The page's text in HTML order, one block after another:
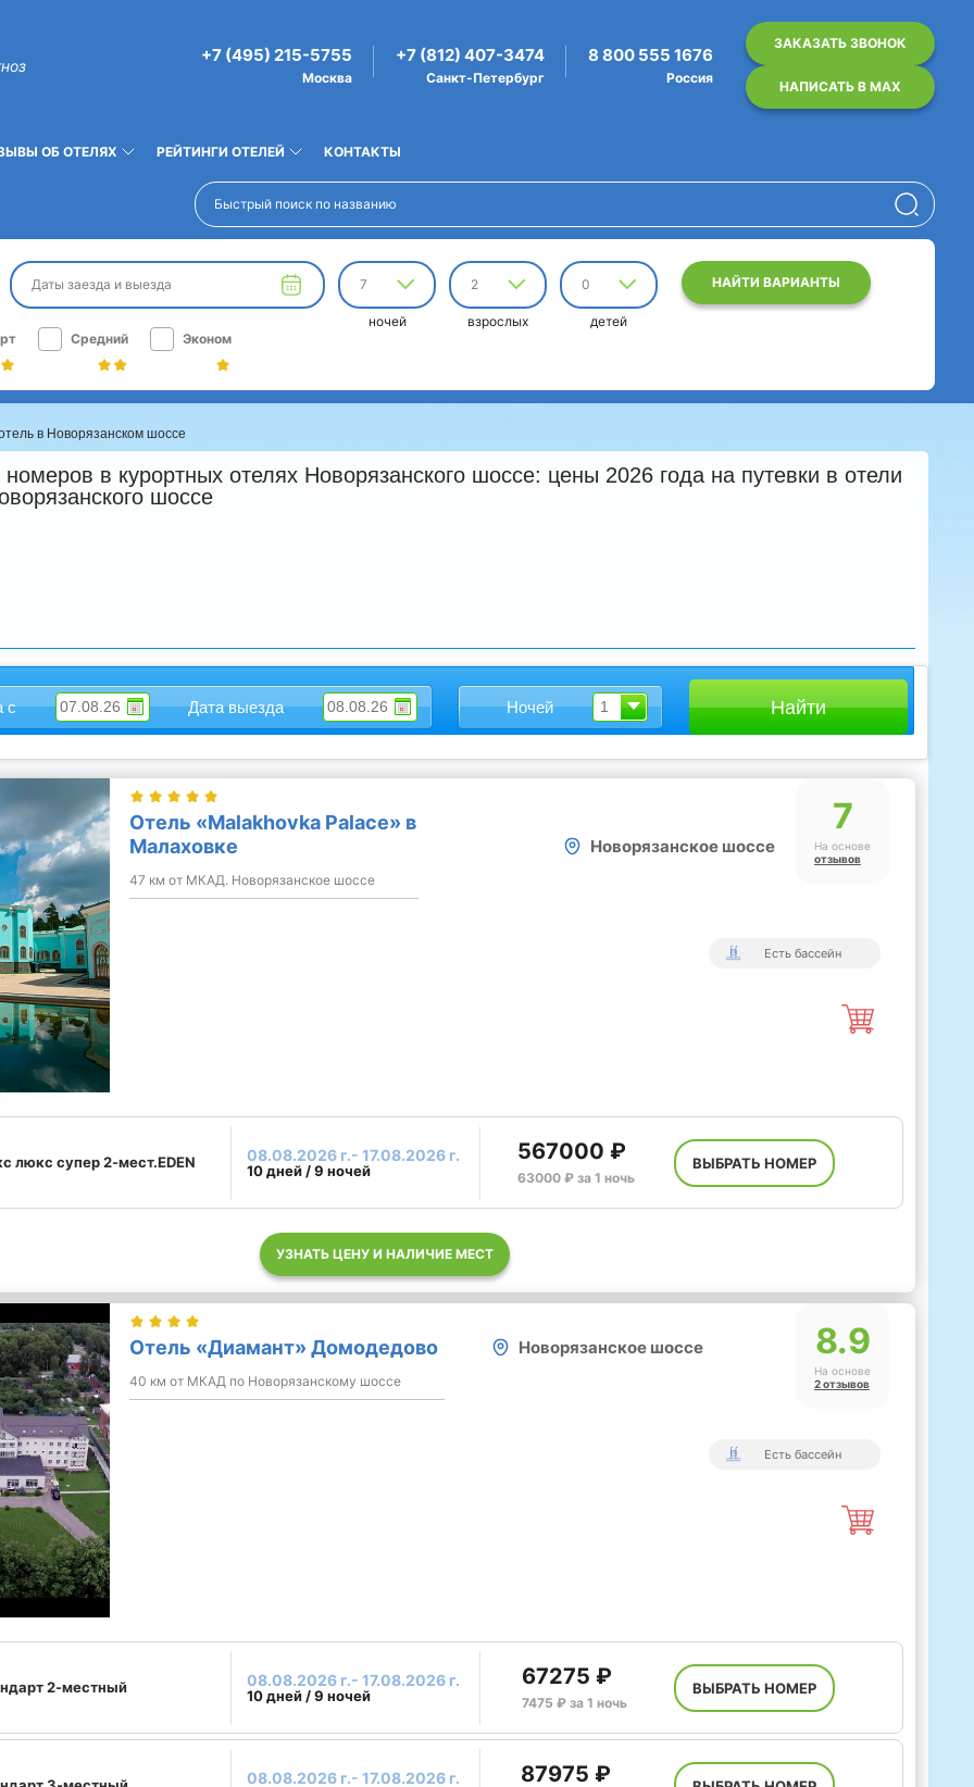
+7 (495) 215-5755
Москва
+7 (812) 407-3474
Санкт-Петербург
8 800 555 1676
Россия
ЗАКАЗАТЬ ЗВОНОК
НАПИСАТЬ В MAX
ОБ ОТЕЛЯХ РЕЙТИНГИ ОТЕЛЕЙ КОНТАКТЫ
Даты заезда и выезда 7
ночей
2
взрослых
0
детей
НАЙТИ ВАРИАНТЫ
Средний Эконом
в Новорязанском шоссе
в курортных отелях Новорязанского шоссе: цены 2026 года на путевки в отели
шоссе
с Дата выезда Ночей 1
Отель «Malakhovka Palace» в
Малаховке
Новорязанское шоссе
47 км от МКАД. Новорязанское шоссе
7
На основе
отзывов
Есть бассейн
люкс супер 2-мест.EDEN 08.08.2026 г.- 17.08.2026 г.
10 дней / 9 ночей
567000 ₽
63000 ₽ за 1 ночь
ВЫБРАТЬ НОМЕР
УЗНАТЬ ЦЕНУ И НАЛИЧИЕ МЕСТ
Отель «Диамант» Домодедово Новорязанское шоссе
40 км от МКАД по Новорязанскому шоссе
8.9
На основе
2 отзывов
Есть бассейн
2-местный 08.08.2026 г.- 17.08.2026 г.
10 дней / 9 ночей
67275 ₽
7475 ₽ за 1 ночь
ВЫБРАТЬ НОМЕР
08.08.2026 г.- 17.08.2026 г. 87975 ₽